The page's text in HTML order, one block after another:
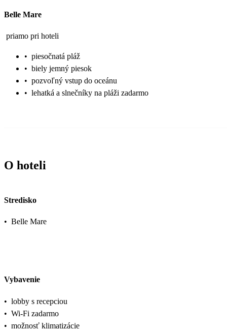
Belle Mare
priamo pri hoteli
• piesočnatá pláž
• biely jemný piesok
• pozvoľný vstup do oceánu
• lehatká a slnečníky na pláži zadarmo
O hoteli
Stredisko
• Belle Mare
Vybavenie
• lobby s recepciou
• Wi-Fi zadarmo
• možnosť klimatizácie